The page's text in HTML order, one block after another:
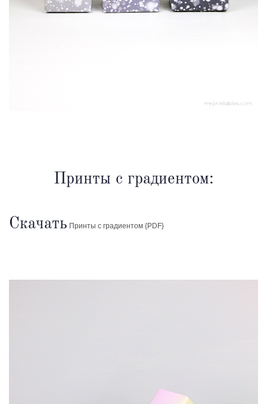
Принты с градиентом:
Скачать Принты с градиентом {PDF}